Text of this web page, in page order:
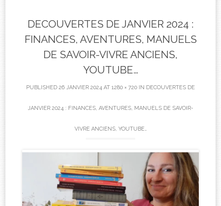
DECOUVERTES DE JANVIER 2024 :
FINANCES, AVENTURES, MANUELS
DE SAVOIR-VIVRE ANCIENS,
YOUTUBE…
PUBLISHED 26 JANVIER 2024 AT 1280 × 720 IN DECOUVERTES DE
JANVIER 2024 : FINANCES, AVENTURES, MANUELS DE SAVOIR-
VIVRE ANCIENS, YOUTUBE…